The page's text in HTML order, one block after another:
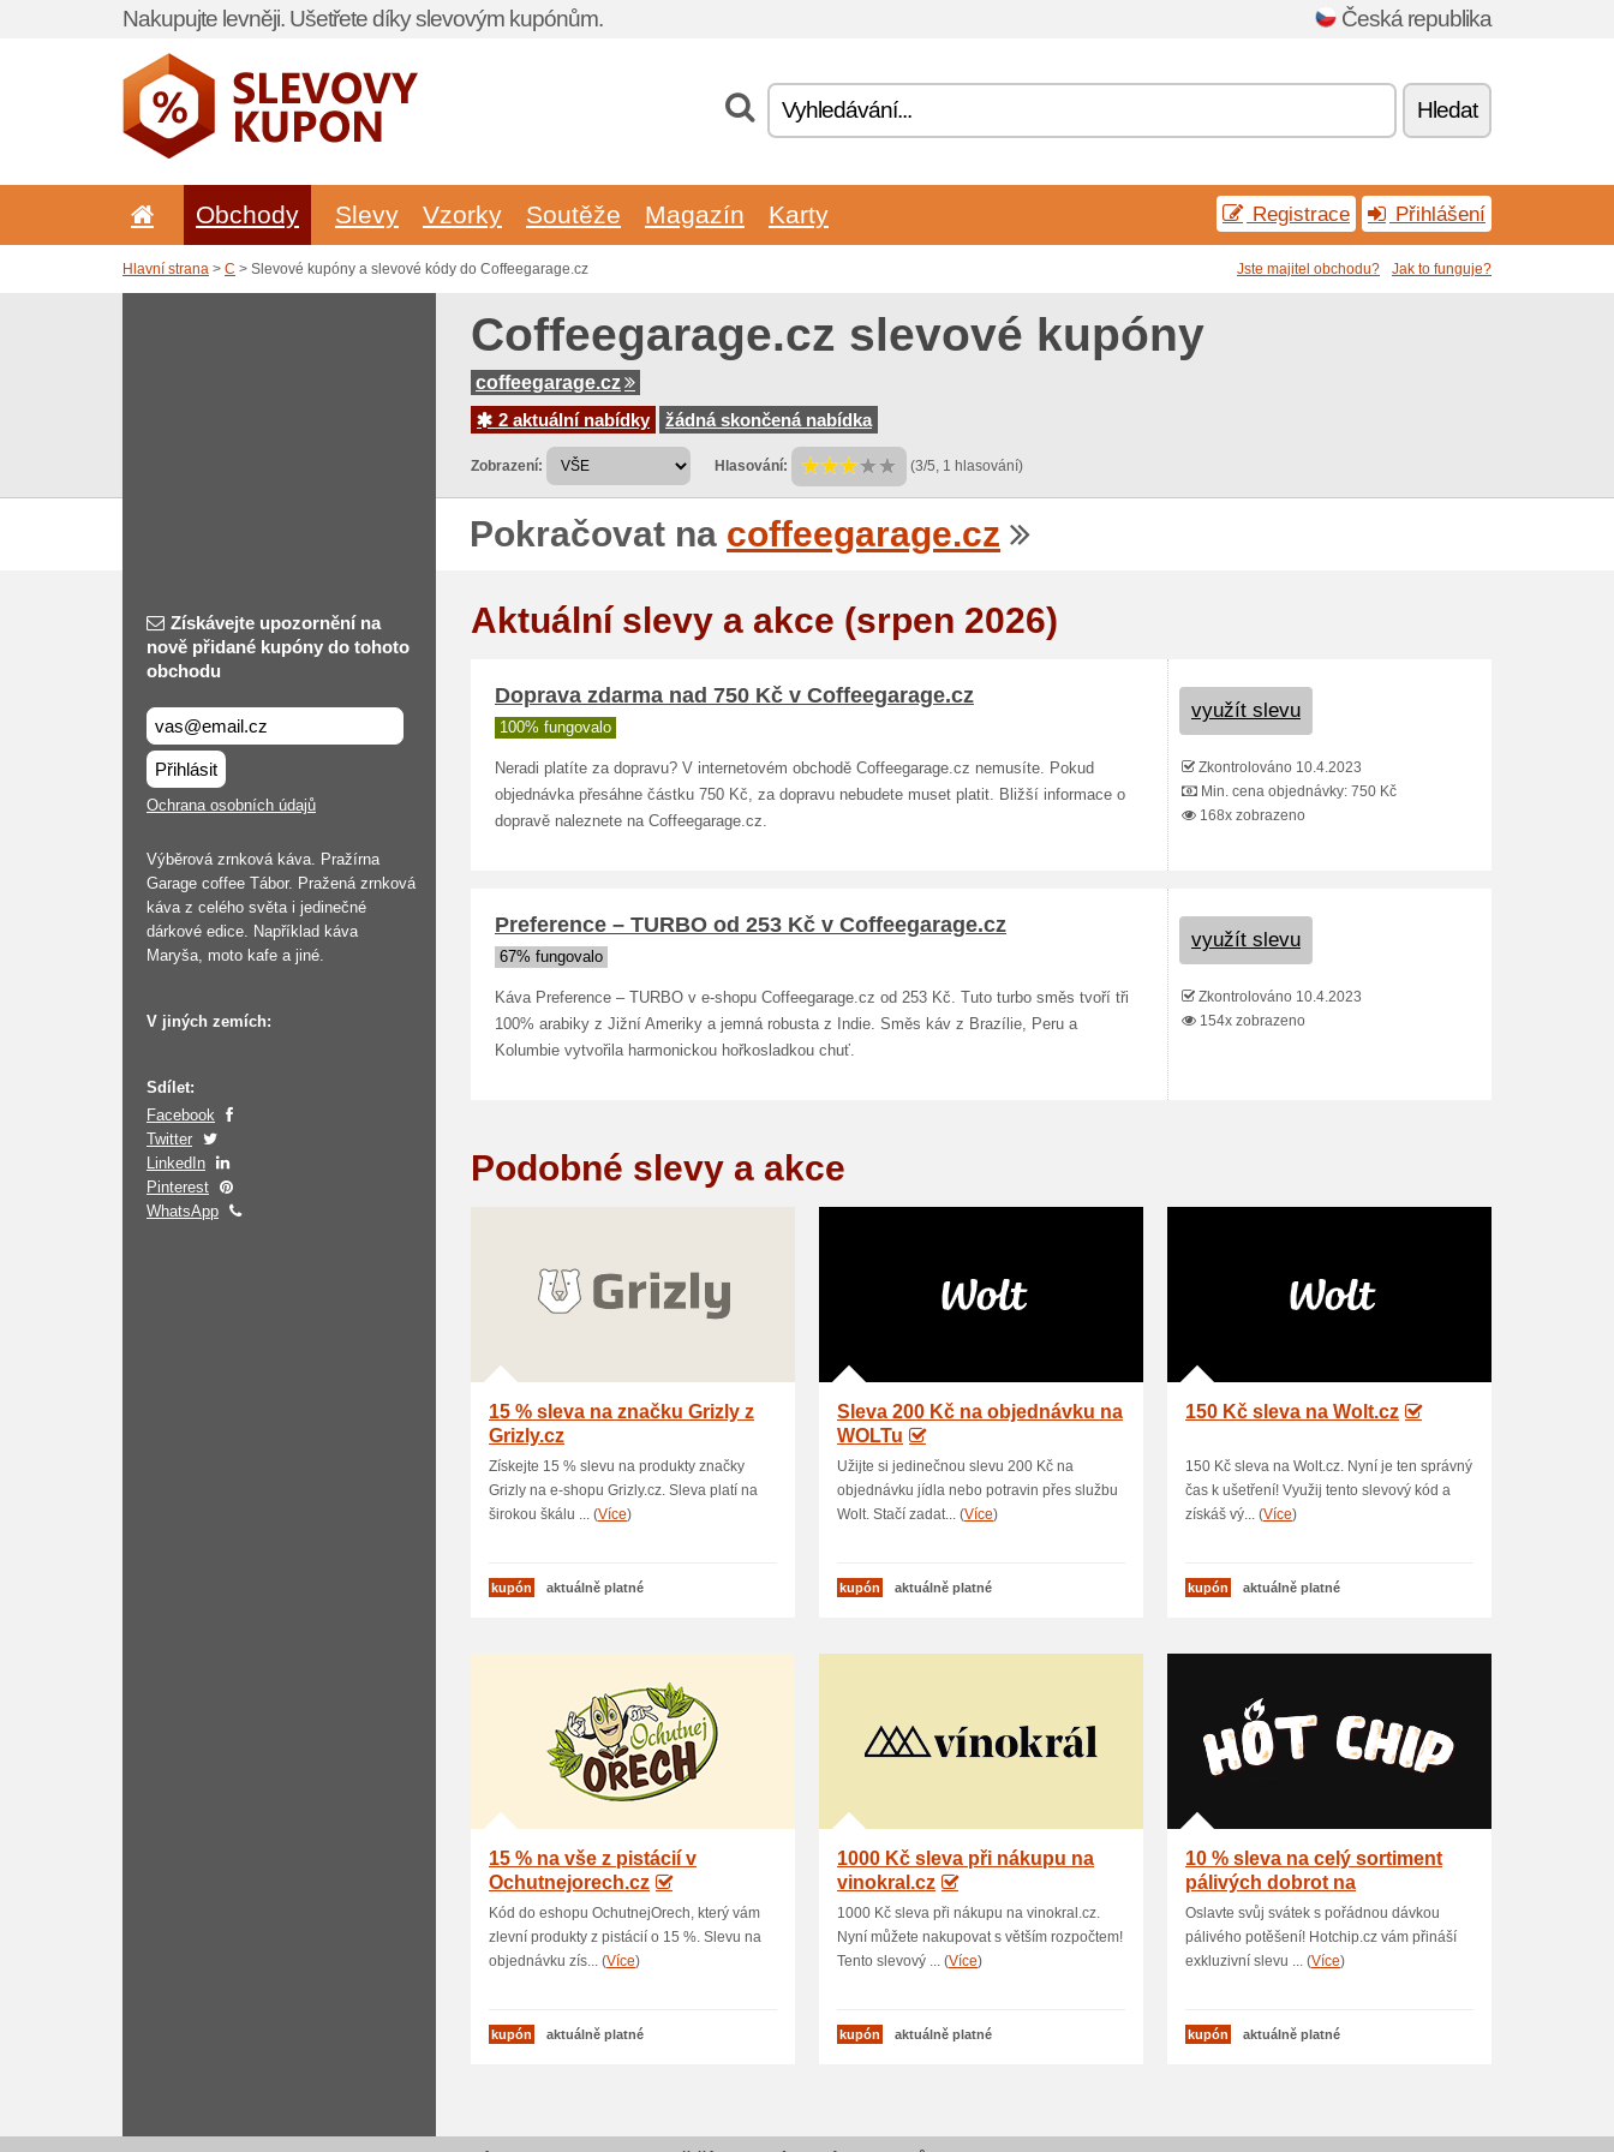
Nakupujte levněji. Ušetřete díky slevovým kupónům. Česká republika
Hledat
Obchody Slevy Vzorky Soutěže Magazín Karty Registrace Přihlášení
Hlavní strana > C > Slevové kupóny a slevové kódy do Coffeegarage.cz Jste majitel obchodu? Jak to funguje?
Coffeegarage.cz slevové kupóny
coffeegarage.cz
2 aktuální nabídky
žádná skončená nabídka
Zobrazení: Hlasování: (3/5, 1 hlasování)
Pokračovat na coffeegarage.cz
Získávejte upozornění na
nově přidané kupóny do tohoto
obchodu
Přihlásit
Ochrana osobních údajů
Výběrová zrnková káva. Pražírna
Garage coffee Tábor. Pražená zrnková
káva z celého světa i jedinečné
dárkové edice. Například káva
Maryša, moto kafe a jiné.
V jiných zemích:
Sdílet:
Facebook
Twitter
LinkedIn
Pinterest
WhatsApp
Aktuální slevy a akce (srpen 2026)
Doprava zdarma nad 750 Kč v Coffeegarage.cz
100% fungovalo
Neradi platíte za dopravu? V internetovém obchodě Coffeegarage.cz nemusíte. Pokud
objednávka přesáhne částku 750 Kč, za dopravu nebudete muset platit. Bližší informace o
dopravě naleznete na Coffeegarage.cz.
využít slevu
Zkontrolováno 10.4.2023
Min. cena objednávky: 750 Kč
168x zobrazeno
Preference – TURBO od 253 Kč v Coffeegarage.cz
67% fungovalo
Káva Preference – TURBO v e-shopu Coffeegarage.cz od 253 Kč. Tuto turbo směs tvoří tři
100% arabiky z Jižní Ameriky a jemná robusta z Indie. Směs káv z Brazílie, Peru a
Kolumbie vytvořila harmonickou hořkosladkou chuť.
využít slevu
Zkontrolováno 10.4.2023
154x zobrazeno
Podobné slevy a akce
15 % sleva na značku Grizly z
Grizly.cz
Získejte 15 % slevu na produkty značky
Grizly na e-shopu Grizly.cz. Sleva platí na
širokou škálu ... (Více)
kupón aktuálně platné
Sleva 200 Kč na objednávku na
WOLTu
Užijte si jedinečnou slevu 200 Kč na
objednávku jídla nebo potravin přes službu
Wolt. Stačí zadat... (Více)
kupón aktuálně platné
150 Kč sleva na Wolt.cz
150 Kč sleva na Wolt.cz. Nyní je ten správný
čas k ušetření! Využij tento slevový kód a
získáš vý... (Více)
kupón aktuálně platné
15 % na vše z pistácií v
Ochutnejorech.cz
Kód do eshopu OchutnejOrech, který vám
zlevní produkty z pistácií o 15 %. Slevu na
objednávku zís... (Více)
kupón aktuálně platné
1000 Kč sleva při nákupu na
vinokral.cz
1000 Kč sleva při nákupu na vinokral.cz.
Nyní můžete nakupovat s větším rozpočtem!
Tento slevový ... (Více)
kupón aktuálně platné
10 % sleva na celý sortiment
pálivých dobrot na
Hotchip.cz
Oslavte svůj svátek s pořádnou dávkou
pálivého potěšení! Hotchip.cz vám přináší
exkluzivní slevu ... (Více)
kupón aktuálně platné